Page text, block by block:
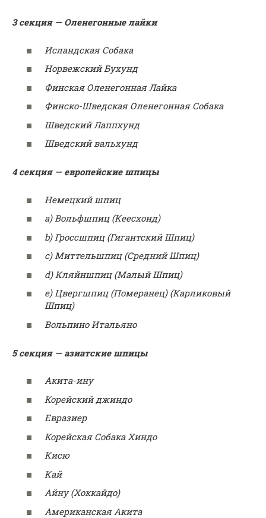
3 секция — Оленегонные лайки
Исландская Собака
Норвежский Бухунд
Финская Оленегонная Лайка
Финско-Шведская Оленегонная Собака
Шведский Лаппхунд
Шведский вальхунд
4 секция — европейские шпицы
Немецкий шпиц
a) Вольфшпиц (Кеесхонд)
b) Гроссшпиц (Гигантский Шпиц)
c) Миттельшпиц (Средний Шпиц)
d) Кляйншпиц (Малый Шпиц)
e) Цвергшпиц (Померанец) (Карликовый
Шпиц)
Вольпино Итальяно
5 секция — азиатские шпицы
Акита-ину
Корейский джиндо
Евразиер
Корейская Собака Хиндо
Кисю
Кай
Айну (Хоккайдо)
Американская Акита